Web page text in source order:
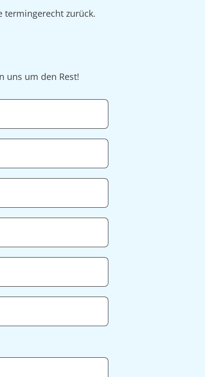
termingerecht zurück.
uns um den Rest!